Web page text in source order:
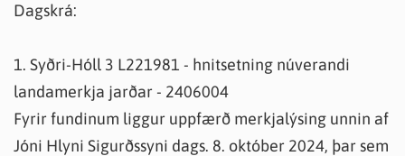
Dagskrá:
1. Syðri-Hóll 3 L221981 - hnitsetning núverandi
landamerkja jarðar - 2406004
Fyrir fundinum liggur uppfærð merkjalýsing unnin af
Jóni Hlyni Sigurðssyni dags. 8. október 2024, þar sem